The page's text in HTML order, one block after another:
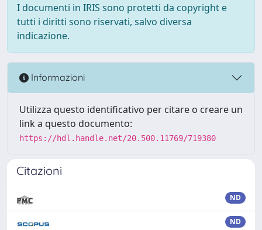
I documenti in IRIS sono protetti da copyright e
tutti i diritti sono riservati, salvo diversa
indicazione.
Informazioni
Utilizza questo identificativo per citare o creare un
link a questo documento:
https://hdl.handle.net/20.500.11769/719380
Citazioni
ND
ND